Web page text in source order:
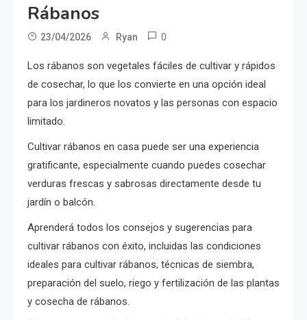
Rábanos
23/04/2026 Ryan 0
Los rábanos son vegetales fáciles de cultivar y rápidos
de cosechar, lo que los convierte en una opción ideal
para los jardineros novatos y las personas con espacio
limitado.
Cultivar rábanos en casa puede ser una experiencia
gratificante, especialmente cuando puedes cosechar
verduras frescas y sabrosas directamente desde tu
jardín o balcón.
Aprenderá todos los consejos y sugerencias para
cultivar rábanos con éxito, incluidas las condiciones
ideales para cultivar rábanos, técnicas de siembra,
preparación del suelo, riego y fertilización de las plantas
y cosecha de rábanos.